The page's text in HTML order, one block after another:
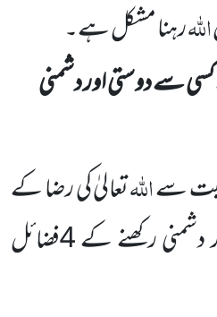
اللّٰہرہنا مشکل ہے۔
سے دوستی اور دشمنی
سےاللّٰہتعالیٰ کی رضا کے
رکھنے کے4فضائل